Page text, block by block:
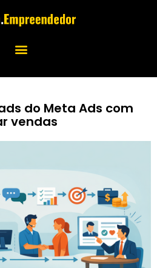
do Meta Ads com
vendas